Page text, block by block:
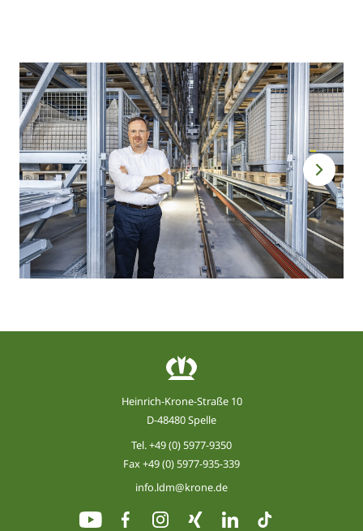
Heinrich-Krone-Straße 10
D-48480 Spelle
Tel.+49 (0) 5977-9350
Fax +49 (0) 5977-935-339
info.ldm@krone.de